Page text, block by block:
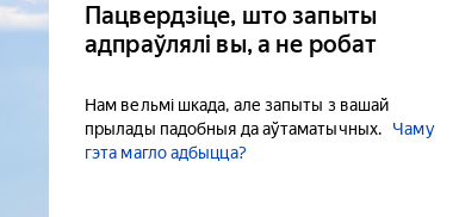
Пацвердзіце, што запыты
адпраўлялі вы, а не робат
Нам вельмі шкада, але запыты з вашай
прылады падобныя да аўтаматычных.
Чаму
гэта магло адбыцца?